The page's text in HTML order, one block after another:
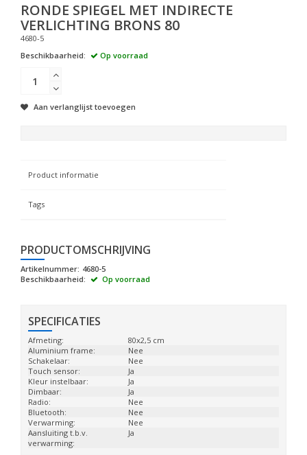
RONDE SPIEGEL MET INDIRECTE
VERLICHTING BRONS 80
4680-5
Beschikbaarheid:
Op voorraad
Aan verlanglijst toevoegen
Product informatie
Tags
PRODUCTOMSCHRIJVING
Artikelnummer: 4680-5
Beschikbaarheid:
Op voorraad
SPECIFICATIES
Afmeting:
80x2,5 cm
Aluminium frame:
Nee
Schakelaar:
Nee
Touch sensor:
Ja
Kleur instelbaar:
Ja
Dimbaar:
Ja
Radio:
Nee
Bluetooth:
Nee
Verwarming:
Nee
Aansluiting t.b.v.
verwarming:
Ja